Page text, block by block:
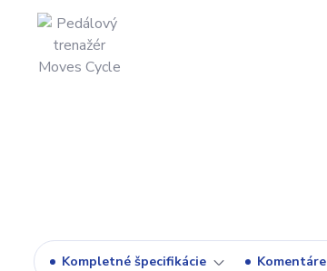
Kompletné špecifikácie Komentáre